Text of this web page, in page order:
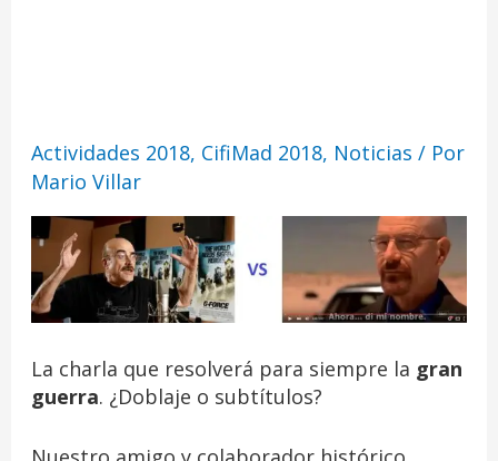
Actividades 2018, CifiMad 2018, Noticias / Por
Mario Villar
La charla que resolverá para siempre la gran
guerra. ¿Doblaje o subtítulos?